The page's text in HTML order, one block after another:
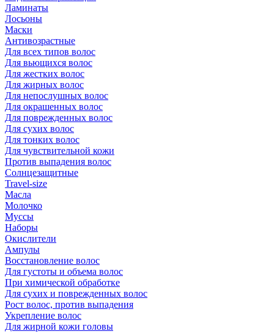
Ламинаты
Лосьоны
Маски
Антивозрастные
Для всех типов волос
Для вьющихся волос
Для жестких волос
Для жирных волос
Для непослушных волос
Для окрашенных волос
Для поврежденных волос
Для сухих волос
Для тонких волос
Для чувствительной кожи
Против выпадения волос
Солнцезащитные
Travel-size
Масла
Молочко
Муссы
Наборы
Окислители
Ампулы
Восстановление волос
Для густоты и объема волос
При химической обработке
Для сухих и поврежденных волос
Рост волос, против выпадения
Укрепление волос
Для жирной кожи головы